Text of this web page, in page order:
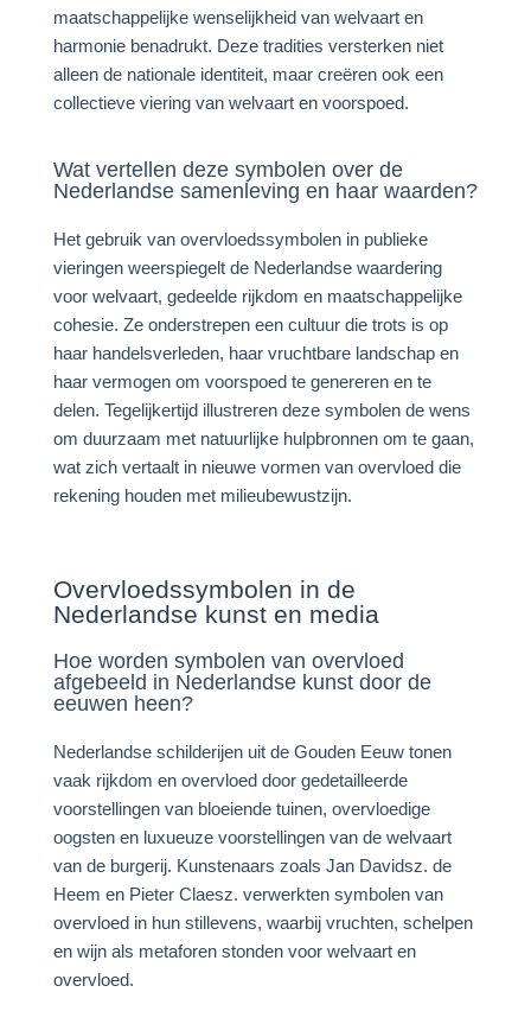
maatschappelijke wenselijkheid van welvaart en
harmonie benadrukt. Deze tradities versterken niet
alleen de nationale identiteit, maar creëren ook een
collectieve viering van welvaart en voorspoed.
Wat vertellen deze symbolen over de
Nederlandse samenleving en haar waarden?
Het gebruik van overvloedssymbolen in publieke
vieringen weerspiegelt de Nederlandse waardering
voor welvaart, gedeelde rijkdom en maatschappelijke
cohesie. Ze onderstrepen een cultuur die trots is op
haar handelsverleden, haar vruchtbare landschap en
haar vermogen om voorspoed te genereren en te
delen. Tegelijkertijd illustreren deze symbolen de wens
om duurzaam met natuurlijke hulpbronnen om te gaan,
wat zich vertaalt in nieuwe vormen van overvloed die
rekening houden met milieubewustzijn.
Overvloedssymbolen in de
Nederlandse kunst en media
Hoe worden symbolen van overvloed
afgebeeld in Nederlandse kunst door de
eeuwen heen?
Nederlandse schilderijen uit de Gouden Eeuw tonen
vaak rijkdom en overvloed door gedetailleerde
voorstellingen van bloeiende tuinen, overvloedige
oogsten en luxueuze voorstellingen van de welvaart
van de burgerij. Kunstenaars zoals Jan Davidsz. de
Heem en Pieter Claesz. verwerkten symbolen van
overvloed in hun stillevens, waarbij vruchten, schelpen
en wijn als metaforen stonden voor welvaart en
overvloed.